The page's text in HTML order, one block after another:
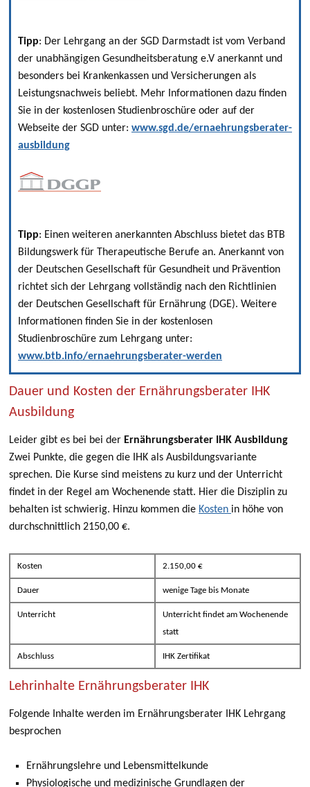
Tipp: Der Lehrgang an der SGD Darmstadt ist vom Verband
der unabhängigen Gesundheitsberatung e.V anerkannt und
besonders bei Krankenkassen und Versicherungen als
Leistungsnachweis beliebt. Mehr Informationen dazu finden
Sie in der kostenlosen Studienbroschüre oder auf der
Webseite der SGD unter: www.sgd.de/ernaehrungsberater-
ausbildung
Tipp: Einen weiteren anerkannten Abschluss bietet das BTB
Bildungswerk für Therapeutische Berufe an. Anerkannt von
der Deutschen Gesellschaft für Gesundheit und Prävention
richtet sich der Lehrgang vollständig nach den Richtlinien
der Deutschen Gesellschaft für Ernährung (DGE). Weitere
Informationen finden Sie in der kostenlosen
Studienbroschüre zum Lehrgang unter:
www.btb.info/ernaehrungsberater-werden
Dauer und Kosten der Ernährungsberater IHK
Ausbildung
Leider gibt es bei bei der Ernährungsberater
IHK Ausbildung
Zwei Punkte, die gegen die IHK als Ausbildungsvariante
sprechen. Die Kurse sind meistens zu kurz und der Unterricht
findet in der Regel am Wochenende statt. Hier die Disziplin zu
behalten ist schwierig. Hinzu kommen die Kosten in höhe von
durchschnittlich 2150,00 €.
Kosten 2.150,00 €
Dauer wenige Tage bis Monate
Unterricht
Unterricht findet am Wochenende
statt
Abschluss IHK Zertifikat
Lehrinhalte Ernährungsberater IHK
Folgende Inhalte werden im Ernährungsberater IHK Lehrgang
besprochen
Ernährungslehre und Lebensmittelkunde
Physiologische und medizinische Grundlagen der